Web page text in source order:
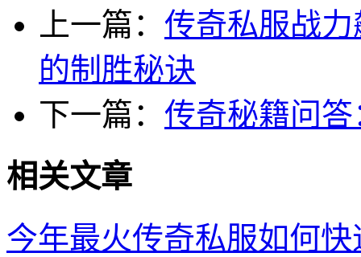
上一篇： 传奇私服战
的制胜秘诀
下一篇： 传奇秘籍问
相关文章
今年最火传奇私服如何